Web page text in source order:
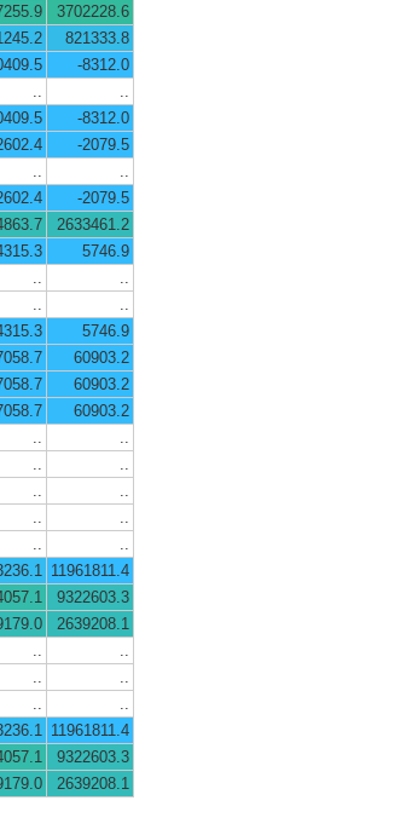
3702228.6
821333.8
-8312.0
-8312.0
-2079.5
-2079.5
2633461.2
5746.9
5746.9
60903.2
60903.2
60903.2
11961811.4
9322603.3
2639208.1
11961811.4
9322603.3
2639208.1